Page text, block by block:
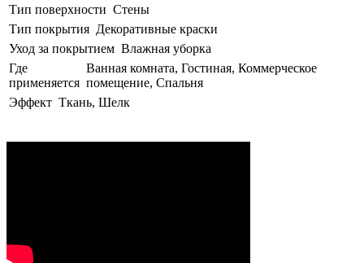
Тип поверхности Стены
Тип покрытия Декоративные краски
Уход за покрытием Влажная уборка
Где
применяется
Ванная комната, Гостиная, Коммерческое
помещение, Спальня
Эффект Ткань, Шелк